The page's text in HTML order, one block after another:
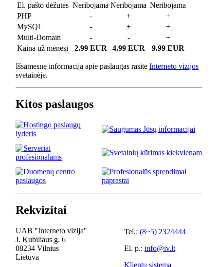
El. pašto dėžutės Neribojama Neribojama Neribojama
PHP
- +
+
MySQL
- +
+
Multi-Domain
- -
+
Kaina už mėnesį
2.99 EUR 4.99 EUR 9.99 EUR
Išsamesnę informaciją apie paslaugas rasite Interneto vizijos
svetainėje.
Kitos paslaugos
Rekvizitai
UAB "Interneto vizija"
J. Kubiliaus g. 6
08234 Vilnius
Lietuva
Tel.: (8~5) 2324444
El. p.: info@iv.lt
Klientų sistema